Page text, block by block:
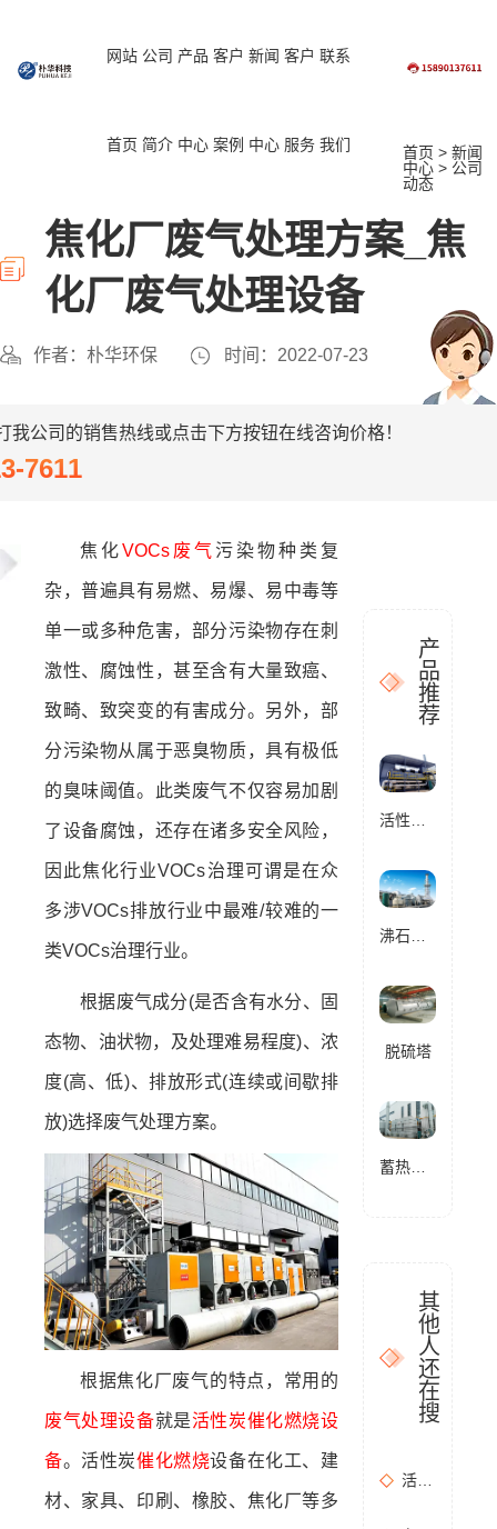
网站
首页
公司
简介
产品
中心
客户
案例
新闻
中心
客户
服务
联系
我们 首页 >新闻
中心 > 公司
动态
焦化厂废气处理方案_焦
化厂废气处理设备
作者：朴华环保 时间：2022-07-23
公司的销售热线或点击下方按钮在线咨询价格！
7611
焦化VOCs废气 污染物种类复
杂，普遍具有易燃、易爆、易中毒等
单一或多种危害，部分污染物存在刺
激性、腐蚀性，甚至含有大量致癌、
致畸、致突变的有害成分。另外，部
分污染物从属于恶臭物质，具有极低
的臭味阈值。此类废气不仅容易加剧
了设备腐蚀，还存在诸多安全风险，
因此焦化行业VOCs治理可谓是在众
多涉VOCs排放行业中最难/较难的一
类VOCs治理行业。
根据废气成分(是否含有水分、固
态物、油状物，及处理难易程度)、浓
度(高、低)、排放形式(连续或间歇排
放)选择废气处理方案。
根据焦化厂废气的特点，常用的
废气处理设备就是活性炭催化燃烧设
备。活性炭催化燃烧设备在化工、建
材、家具、印刷、橡胶、焦化厂等多
产
品
推
荐
脱硫塔
其
他
人
还
在
搜